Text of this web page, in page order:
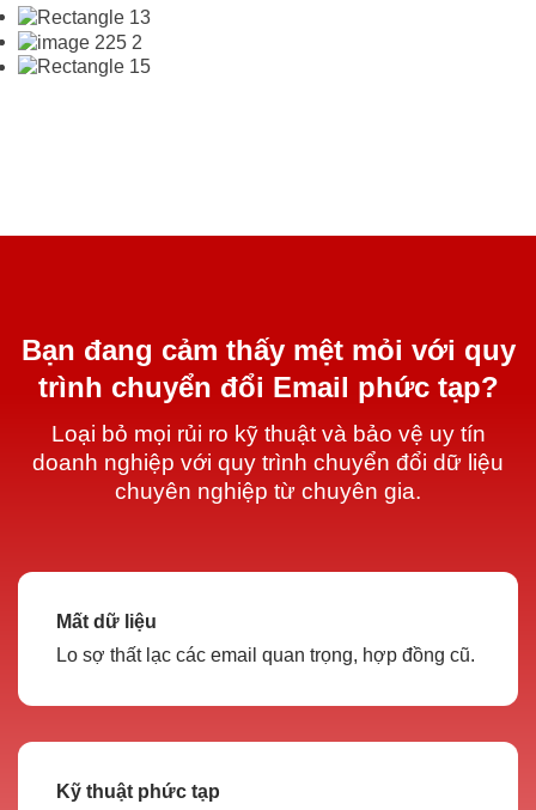
Bạn đang cảm thấy mệt mỏi với quy
trình chuyển đổi Email phức tạp?
Loại bỏ mọi rủi ro kỹ thuật và bảo vệ uy tín
doanh nghiệp với quy trình chuyển đổi dữ liệu
chuyên nghiệp từ chuyên gia.
Mất dữ liệu
Lo sợ thất lạc các email quan trọng, hợp đồng cũ.
Kỹ thuật phức tạp